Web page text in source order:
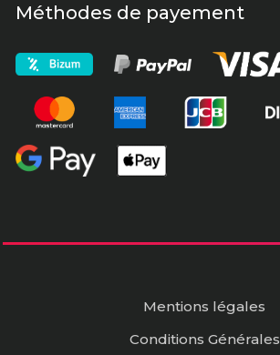
Méthodes de payement
Mentions légales
Conditions Générales